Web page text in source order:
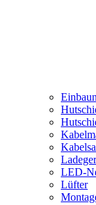
LED-
Lüfter